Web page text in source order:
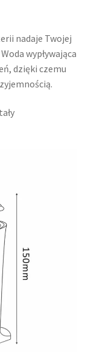
nadaje Twojej
wypływająca
dzięki czemu